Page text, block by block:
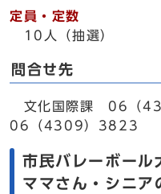
定員・定数
10人（抽選）
問合せ先
文化国際課 06（
06（4309）3823
市民バレーボー
ママさん・シニア